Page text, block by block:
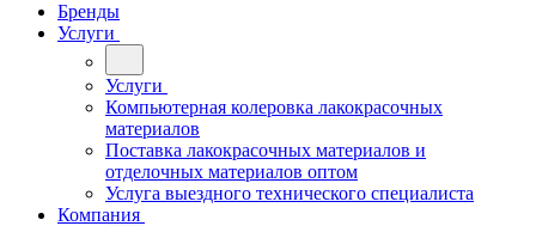
Бренды
Услуги
Услуги
Компьютерная колеровка лакокрасочных
материалов
Поставка лакокрасочных материалов и
отделочных материалов оптом
Услуга выездного технического специалиста
Компания